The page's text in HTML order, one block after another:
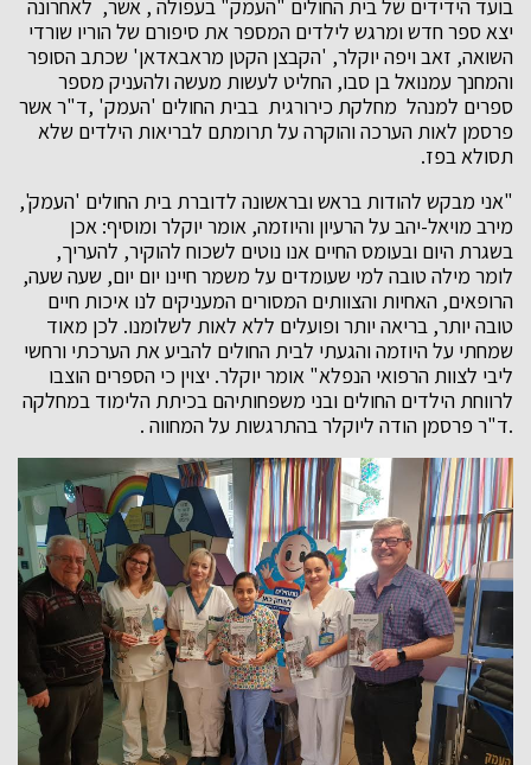
בועד הידידים של בית החולים "העמק" בעפולה , אשר, לאחרונה
יצא ספר חדש ומרגש לילדים המספר את סיפורם של הוריו שורדי
השואה, זאב ויפה יוקלר, 'הקבצן הקטן מראבאדאן' שכתב הסופר
והמחנך עמנואל בן סבו, החליט לעשות מעשה ולהעניק מספר
ספרים למנהל מחלקת כירורגית בבית החולים 'העמק' ,ד"ר אשר
פרסמן לאות הערכה והוקרה על תרומתם לבריאות הילדים שלא
תסולא בפז.
"אני מבקש להודות בראש ובראשונה לדוברת בית החולים 'העמק',
מירב מויאל-יהב על הרעיון והיוזמה, אומר יוקלר ומוסיף: אכן
בשגרת היום ובעומס החיים אנו נוטים לשכוח להוקיר, להעריך,
לומר מילה טובה למי שעומדים על משמר חיינו יום יום, שעה שעה,
הרופאים, האחיות והצוותים המסורים המעניקים לנו איכות חיים
טובה יותר, בריאה יותר ופועלים ללא לאות לשלומנו. לכן מאוד
שמחתי על היוזמה והגעתי לבית החולים להביע את הערכתי ורחשי
ליבי לצוות הרפואי הנפלא" אומר יוקלר. יצוין כי הספרים הוצבו
לרווחת הילדים החולים ובני משפחותיהם בכיתת הלימוד במחלקה
.ד"ר פרסמן הודה ליוקלר בהתרגשות על המחווה .